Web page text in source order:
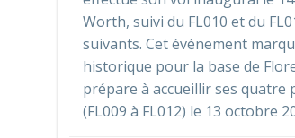
Worth, suivi du FL010 et du
suivants. Cet événement
historique pour la base de
prépare à accueillir ses quatre
(FL009 à FL012) le 13 octobre